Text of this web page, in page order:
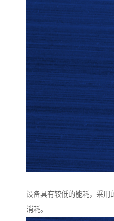
设备具有较低的能耗，采用
消耗。